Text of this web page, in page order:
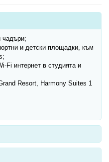
чадъри;
и детски площадки, към
Fi интернет в студията и
Resort, Harmony Suites 1